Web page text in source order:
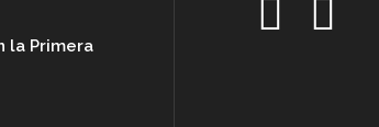
la Primera